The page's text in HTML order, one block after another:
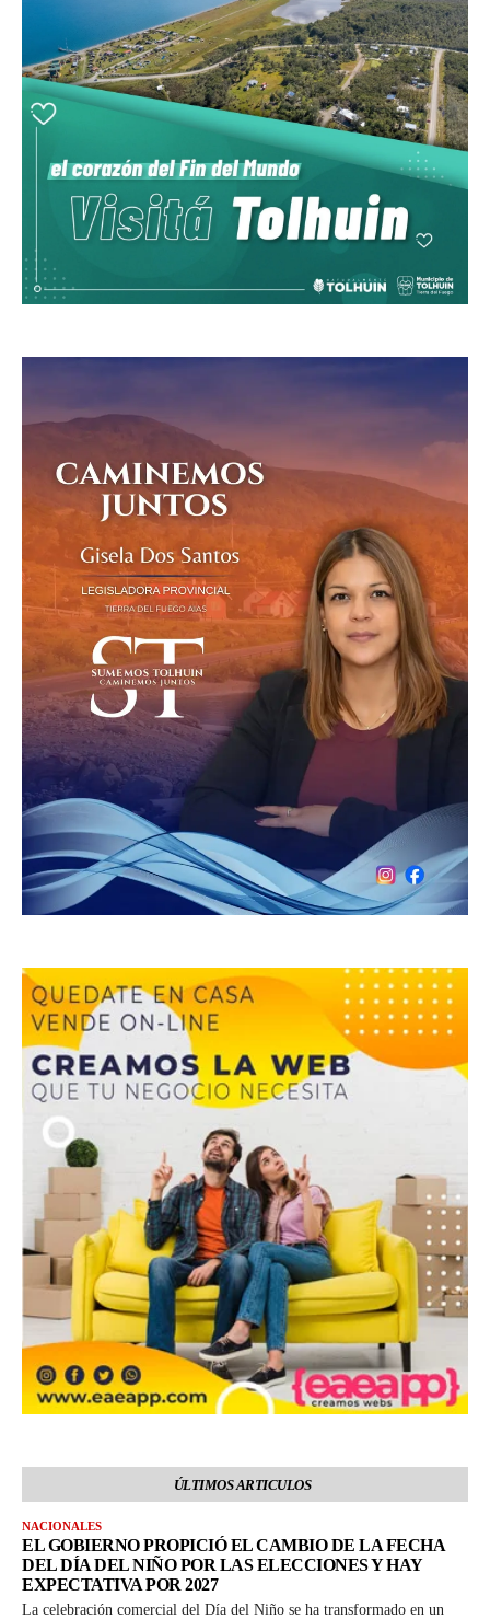
ÚLTIMOS ARTICULOS
NACIONALES
EL GOBIERNO PROPICIÓ EL CAMBIO DE LA FECHA
DEL DÍA DEL NIÑO POR LAS ELECCIONES Y HAY
EXPECTATIVA POR 2027
La celebración comercial del Día del Niño se ha transformado en un